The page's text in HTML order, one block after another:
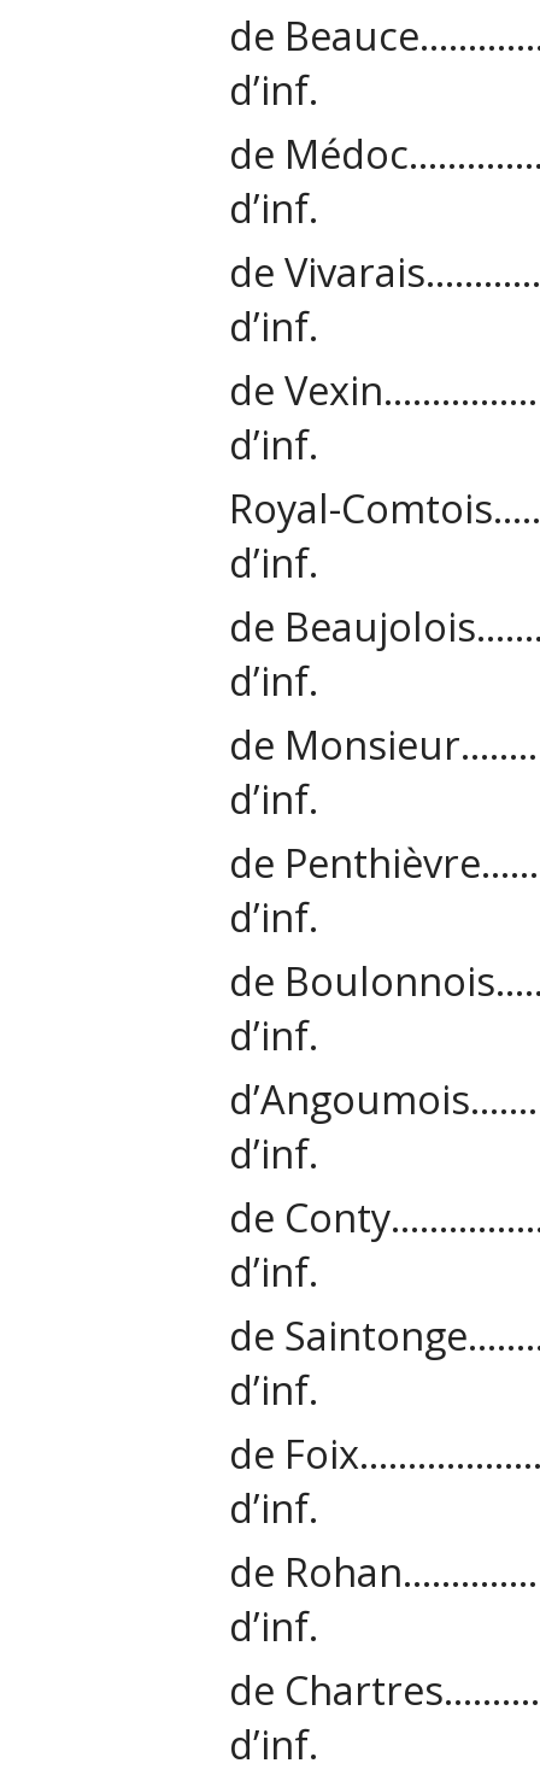
de
d’inf.
de
d’inf.
de
d’inf.
de
d’inf.
Royal-
d’inf.
de
d’inf.
de
d’inf.
de
d’inf.
de
d’inf.
d’inf.
de
d’inf.
de
d’inf.
de
d’inf.
de
d’inf.
de
d’inf.